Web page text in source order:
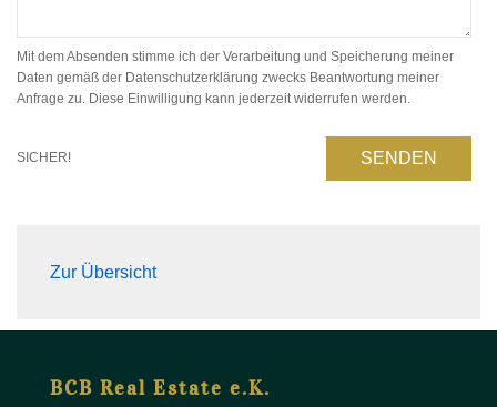
Mit dem Absenden stimme ich der Verarbeitung und Speicherung meiner
Daten gemäß der Datenschutzerklärung zwecks Beantwortung meiner
Anfrage zu. Diese Einwilligung kann jederzeit widerrufen werden.
SICHER! SENDEN
Zur Übersicht
BCB Real Estate e.K.